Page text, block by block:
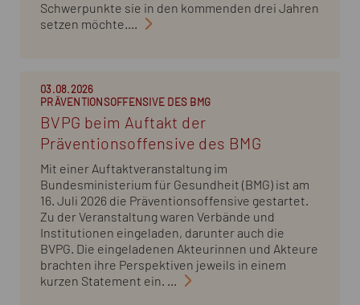
Schwerpunkte sie in den kommenden drei Jahren
setzen möchte....
03.08.2026
PRÄVENTIONSOFFENSIVE DES BMG
BVPG beim Auftakt der
Präventionsoffensive des BMG
Mit einer Auftaktveranstaltung im
Bundesministerium für Gesundheit (BMG) ist am
16. Juli 2026 die Präventionsoffensive gestartet.
Zu der Veranstaltung waren Verbände und
Institutionen eingeladen, darunter auch die
BVPG. Die eingeladenen Akteurinnen und Akteure
brachten ihre Perspektiven jeweils in einem
kurzen Statement ein. ...